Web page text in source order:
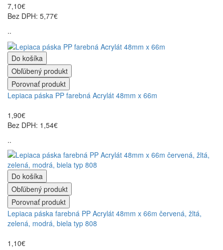
7,10€
Bez DPH: 5,77€
..
Do košíka
Obľúbený produkt
Porovnať produkt
Lepiaca páska PP farebná Acrylát 48mm x 66m
1,90€
Bez DPH: 1,54€
..
Do košíka
Obľúbený produkt
Porovnať produkt
Lepiaca páska farebná PP Acrylát 48mm x 66m červená, žltá,
zelená, modrá, biela typ 808
1,10€